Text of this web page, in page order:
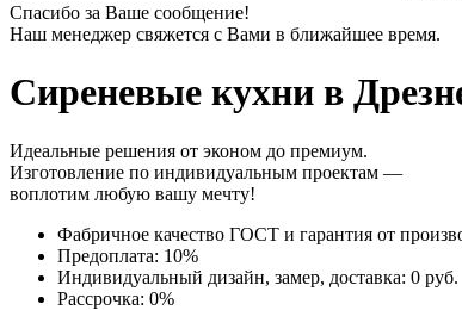
Спасибо за Ваше сообщение!
Наш менеджер свяжется с Вами в ближайшее время.
Сиреневые кухни в
Идеальные решения от эконом до премиум.
Изготовление по индивидуальным проектам —
воплотим любую вашу мечту!
Фабричное качество ГОСТ и гарантия от
Предоплата: 10%
Индивидуальный дизайн, замер, доставка: 0 руб.
Рассрочка: 0%